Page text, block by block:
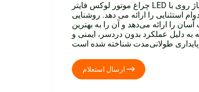
چراغ موتور لوکس فایتر LED بدون فن با طراحی خنک کننده حالت جامد بدون فن با رادیاتور آلیاژ روی با
استثنایی را ارائه می دهد. روشنایی
را ارائه می‌دهد و آن را به بهترین
به دلیل عملکرد بدون دردسر، ایمنی و
ارسال استعلام